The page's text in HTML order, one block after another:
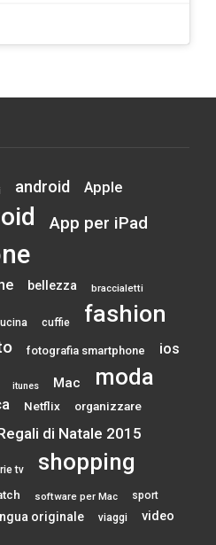
android Apple
App per iPad
bellezza braccialetti
cuffie fashion
fotografia smartphone ios
itunes Mac moda
Netflix organizzare
di Natale 2015
tv shopping
software per Mac sport
originale viaggi video